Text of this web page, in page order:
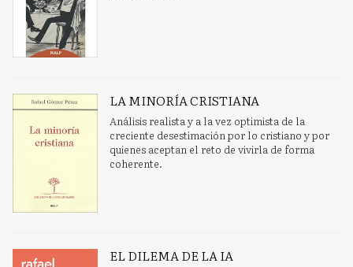
LA MINORÍA CRISTIANA
Análisis realista y a la vez optimista de la
creciente desestimación por lo cristiano y por
quienes aceptan el reto de vivirla de forma
coherente.
EL DILEMA DE LA IA